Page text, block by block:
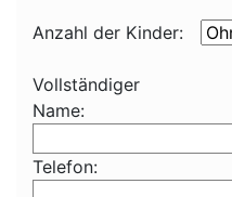
Anzahl der Kinder:
Vollständiger
Name:
Telefon: